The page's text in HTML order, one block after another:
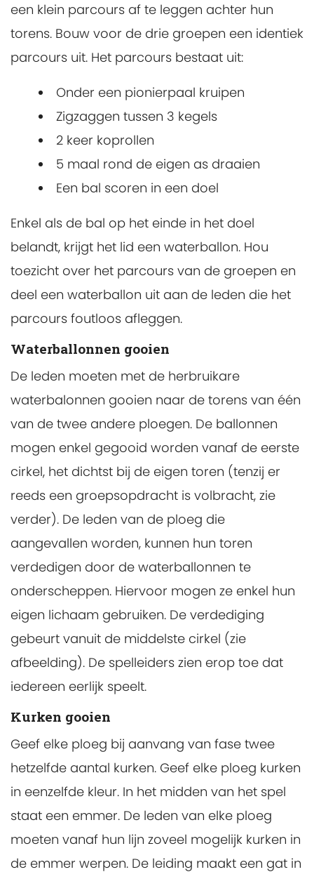
een klein parcours af te leggen achter hun
torens. Bouw voor de drie groepen een identiek
parcours uit. Het parcours bestaat uit:
Onder een pionierpaal kruipen
Zigzaggen tussen 3 kegels
2 keer koprollen
5 maal rond de eigen as draaien
Een bal scoren in een doel
Enkel als de bal op het einde in het doel
belandt, krijgt het lid een waterballon. Hou
toezicht over het parcours van de groepen en
deel een waterballon uit aan de leden die het
parcours foutloos afleggen.
Waterballonnen gooien
De leden moeten met de herbruikare
waterbalonnen gooien naar de torens van één
van de twee andere ploegen. De ballonnen
mogen enkel gegooid worden vanaf de eerste
cirkel, het dichtst bij de eigen toren (tenzij er
reeds een groepsopdracht is volbracht, zie
verder). De leden van de ploeg die
aangevallen worden, kunnen hun toren
verdedigen door de waterballonnen te
onderscheppen. Hiervoor mogen ze enkel hun
eigen lichaam gebruiken. De verdediging
gebeurt vanuit de middelste cirkel (zie
afbeelding). De spelleiders zien erop toe dat
iedereen eerlijk speelt.
Kurken gooien
Geef elke ploeg bij aanvang van fase twee
hetzelfde aantal kurken. Geef elke ploeg kurken
in eenzelfde kleur. In het midden van het spel
staat een emmer. De leden van elke ploeg
moeten vanaf hun lijn zoveel mogelijk kurken in
de emmer werpen. De leiding maakt een gat in